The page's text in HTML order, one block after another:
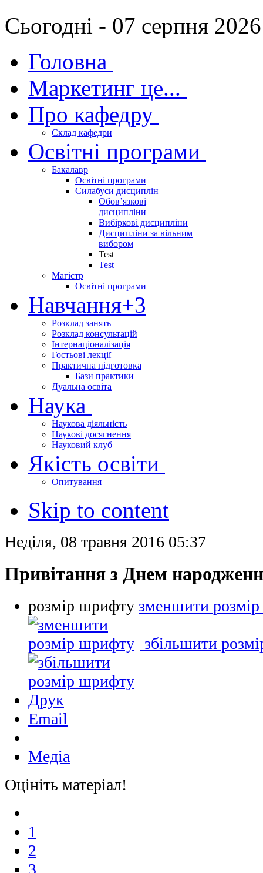
Сьогодні - 07 серпня
Головна
Маркетинг це...
Про кафедру
Склад кафедри
Освітні програми
Бакалавр
Освітні програми
Силабуси дисциплін
Обов’язкові
дисципліни
Вибіркові дисципліни
Дисципліни за вільним
вибором
Test
Test
Магістр
Освітні програми
Навчання+3
Розклад занять
Розклад консультацій
Інтернаціоналізація
Гостьові лекції
Практична підготовка
Бази практики
Дуальна освіта
Наука
Наукова діяльність
Наукові досягнення
Науковий клуб
Якість освіти
Опитування
Skip to content
Неділя, 08 травня 2016 05:37
Привітання з Днем
розмір шрифту зменшити
збільшити
Друк
Email
Медіа
Оцініть матеріал!
1
2
3